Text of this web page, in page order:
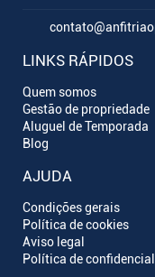
LINKS RÁPIDOS
Quem somos
Gestão de propriedade
Aluguel de Temporada
Blog
AJUDA
Condições gerais
Política de cookies
Aviso legal
Política de